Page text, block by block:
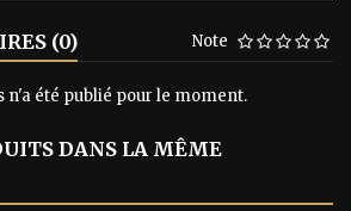
(0) Note
n'a été publié pour le moment.
DANS LA MÊME